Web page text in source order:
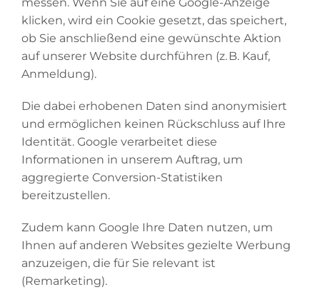
klicken, wird ein Cookie gesetzt, das speichert,
ob Sie anschließend eine gewünschte Aktion
auf unserer Website durchführen (z. B. Kauf,
Anmeldung).
Die dabei erhobenen Daten sind anonymisiert
und ermöglichen keinen Rückschluss auf Ihre
Identität. Google verarbeitet diese
Informationen in unserem Auftrag, um
aggregierte Conversion-Statistiken
bereitzustellen.
Zudem kann Google Ihre Daten nutzen, um
Ihnen auf anderen Websites gezielte Werbung
anzuzeigen, die für Sie relevant ist
(Remarketing).